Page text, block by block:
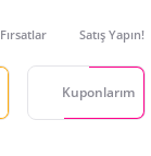
Fırsatlar Satış Yapın!
Kuponlarım